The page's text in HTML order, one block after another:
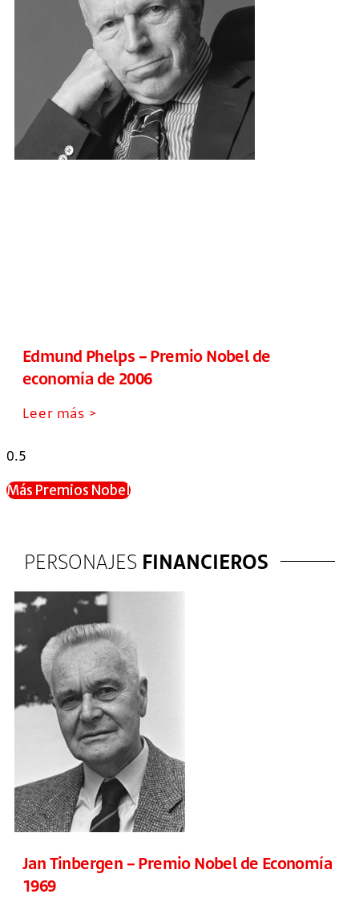
Edmund Phelps – Premio Nobel de
economía de 2006
Leer más >
Más Premios Nobel
PERSONAJES FINANCIEROS
Jan Tinbergen – Premio Nobel de Economía
1969